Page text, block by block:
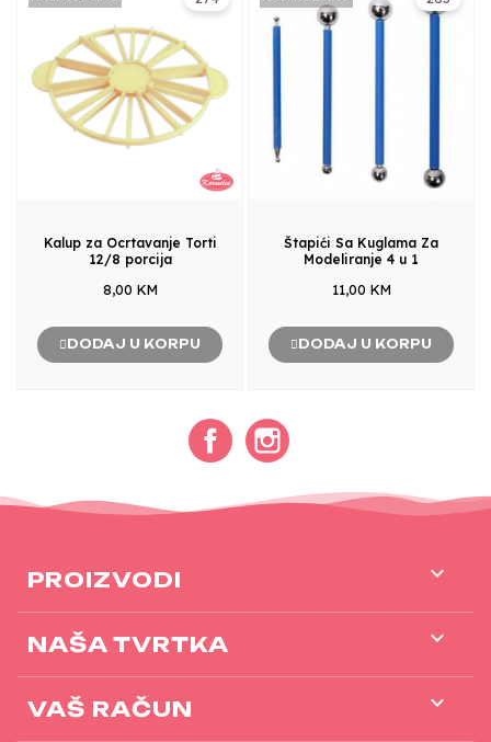
Kalup za Ocrtavanje Torti
12/8 porcija
8,00 KM
DODAJ U KORPU
Štapići Sa Kuglama Za
Modeliranje 4 u 1
11,00 KM
DODAJ U KORPU
Facebook
PROIZVODI 
NAŠA TVRTKA 
VAŠ RAČUN 